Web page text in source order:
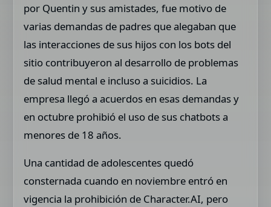
por Quentin y sus amistades, fue motivo de
varias demandas de padres que alegaban que
las interacciones de sus hijos con los bots del
sitio contribuyeron al desarrollo de problemas
de salud mental e incluso a suicidios. La
empresa llegó a acuerdos en esas demandas y
en octubre prohibió el uso de sus chatbots a
menores de 18 años.
Una cantidad de adolescentes quedó
consternada cuando en noviembre entró en
vigencia la prohibición de Character.AI, pero